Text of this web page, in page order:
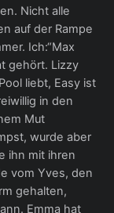
Nicht alle
auf der Rampe
Ich:“Max
gehört. Lizzy
liebt, Easy ist
in den
Mut
wurde aber
ihn mit ihren
vom Yves, den
gehalten,
Emma hat